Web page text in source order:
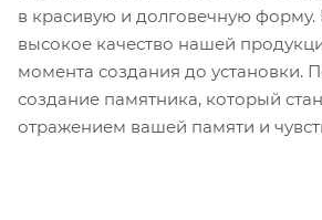
в красивую и долговечную
высокое качество нашей
момента создания до установки.
создание памятника, который
отражением вашей памяти и